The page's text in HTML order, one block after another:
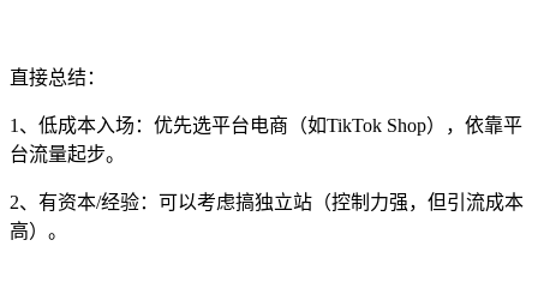
直接总结：
1、低成本入场：优先选平台电商（如TikTok Shop），依靠平
台流量起步。
2、有资本/经验：可以考虑搞独立站（控制力强，但引流成本
高）。